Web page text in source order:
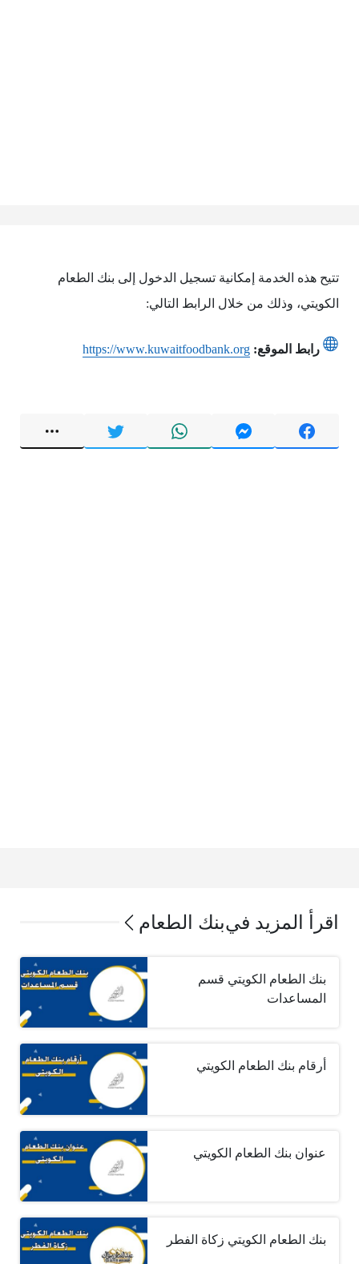
تتيح هذه الخدمة إمكانية تسجيل الدخول إلى بنك الطعام
الكويتي، وذلك من خلال الرابط التالي:
رابط الموقع: https://www.kuwaitfoodbank.org
اقرأ المزيد فيبنك الطعام
بنك الطعام الكويتي قسم
المساعدات
أرقام بنك الطعام الكويتي
عنوان بنك الطعام الكويتي
بنك الطعام الكويتي زكاة الفطر